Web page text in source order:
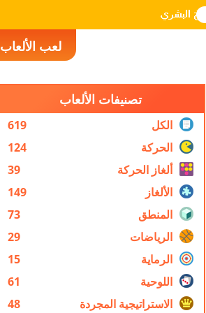
لعب الألعاب
تصنيفات الألعاب
الكل
619
الحركة
124
ألغاز الحركة
39
الألغاز
149
المنطق
73
الرياضات
29
الرماية
15
اللوحية
61
الاستراتيجية المجردة
48